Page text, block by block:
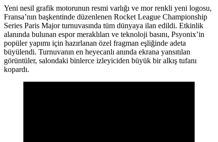
Yeni nesil grafik motorunun resmi varlığı ve mor renkli yeni logosu,
Fransa’nın başkentinde düzenlenen Rocket League Championship
Series Paris Major turnuvasında tüm dünyaya ilan edildi. Etkinlik
alanında bulunan espor meraklıları ve teknoloji basını, Psyonix’in
popüler yapımı için hazırlanan özel fragman eşliğinde adeta
büyülendi. Turnuvanın en heyecanlı anında ekrana yansıtılan
görüntüler, salondaki binlerce izleyiciden büyük bir alkış tufanı
kopardı.